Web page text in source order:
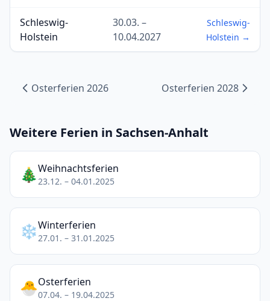
Schleswig-
Holstein
30.03. –
10.04.2027
Schleswig-
Holstein →
Osterferien 2026 Osterferien 2028
Weitere Ferien in Sachsen-Anhalt
🎄Weihnachtsferien
23.12. – 04.01.2025
❄️Winterferien
27.01. – 31.01.2025
🐣Osterferien
07.04. – 19.04.2025